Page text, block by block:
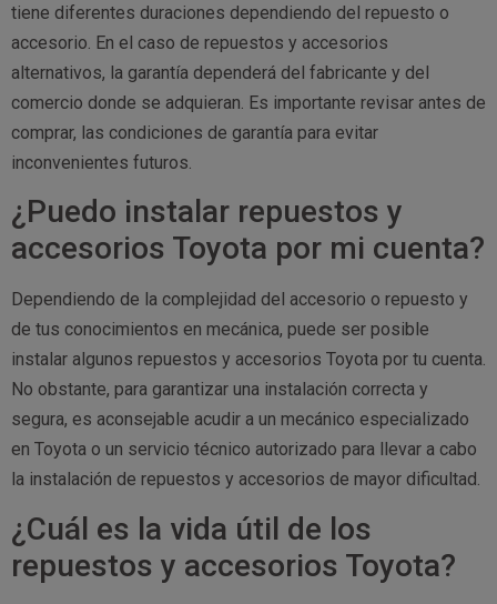
tiene diferentes duraciones dependiendo del repuesto o
accesorio. En el caso de repuestos y accesorios
alternativos, la garantía dependerá del fabricante y del
comercio donde se adquieran. Es importante revisar antes de
comprar, las condiciones de garantía para evitar
inconvenientes futuros.
¿Puedo instalar repuestos y
accesorios Toyota por mi cuenta?
Dependiendo de la complejidad del accesorio o repuesto y
de tus conocimientos en mecánica, puede ser posible
instalar algunos repuestos y accesorios Toyota por tu cuenta.
No obstante, para garantizar una instalación correcta y
segura, es aconsejable acudir a un mecánico especializado
en Toyota o un servicio técnico autorizado para llevar a cabo
la instalación de repuestos y accesorios de mayor dificultad.
¿Cuál es la vida útil de los
repuestos y accesorios Toyota?